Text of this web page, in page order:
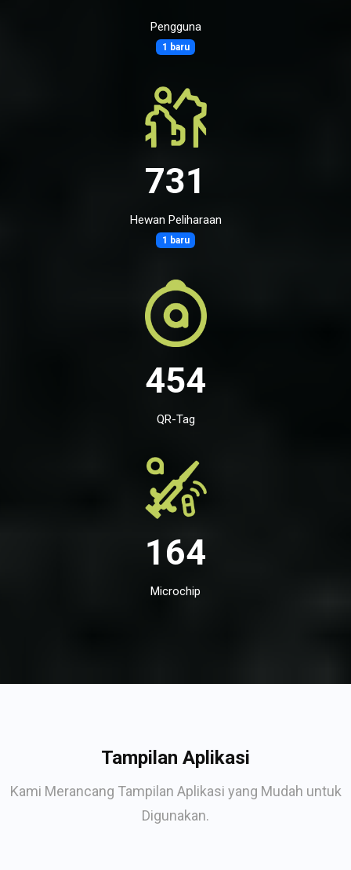
Pengguna
1 baru
731
Hewan Peliharaan
1 baru
454
QR-Tag
164
Microchip
Tampilan Aplikasi
Kami Merancang Tampilan Aplikasi yang Mudah untuk
Digunakan.